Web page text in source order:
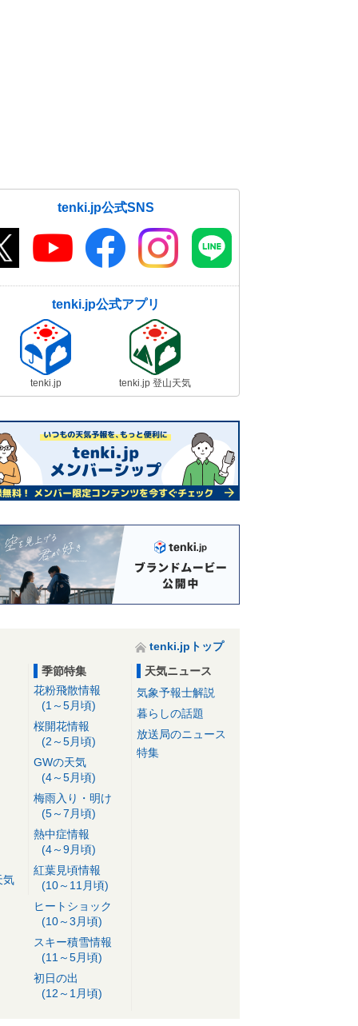
tenki.jp公式SNS
tenki.jp公式アプリ
tenki.jp tenki.jp 登山天気
tenki.jpトップ
気
季節特集
花粉飛散情報
(1～5月頃)
桜開花情報
(2～5月頃)
GWの天気
(4～5月頃)
梅雨入り・明け
(5～7月頃)
熱中症情報
(4～9月頃)
紅葉見頃情報
(10～11月頃)
ヒートショック
(10～3月頃)
スキー積雪情報
(11～5月頃)
初日の出
(12～1月頃)
天気ニュース
気象予報士解説
暮らしの話題
放送局のニュース
特集